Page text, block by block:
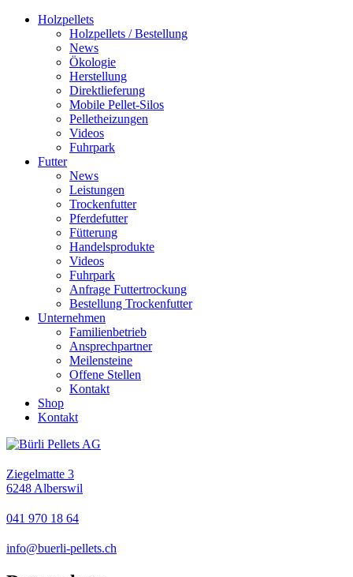
Holzpellets
Holzpellets / Bestellung
News
Ökologie
Herstellung
Direktlieferung
Mobile Pellet-Silos
Pelletheizungen
Videos
Fuhrpark
Futter
News
Leistungen
Trockenfutter
Pferdefutter
Fütterung
Handelsprodukte
Videos
Fuhrpark
Anfrage Futtertrockung
Bestellung Trockenfutter
Unternehmen
Familienbetrieb
Ansprechpartner
Meilensteine
Offene Stellen
Kontakt
Shop
Kontakt
Ziegelmatte 3
6248 Alberswil
041 970 18 64
info@buerli-pellets.ch